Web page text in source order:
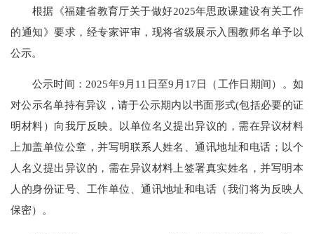
根据《福建省教育厅关于做好2025年思政课建设有关工作
的通知》要求，经专家评审，现将省级展示入围教师名单予以
公示。
公示时间：2025年9月11日至9月17日（工作日期间）。如
对公示名单持有异议，请于公示期内以书面形式(包括必要的证
明材料）向我厅反映。以单位名义提出异议的，需在异议材料
上加盖单位公章，并写明联系人姓名、通讯地址和电话；以个
人名义提出异议的，需在异议材料上签署真实姓名，并写明本
人的身份证号、工作单位、通讯地址和电话（我们将为反映人
保密）。